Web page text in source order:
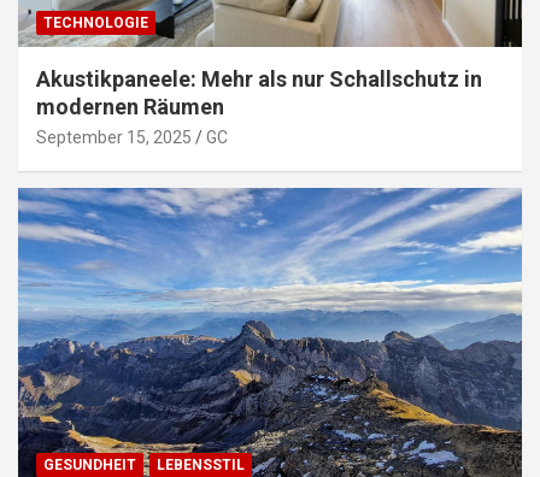
TECHNOLOGIE
Akustikpaneele: Mehr als nur Schallschutz in
modernen Räumen
September 15, 2025 GC
GESUNDHEIT LEBENSSTIL